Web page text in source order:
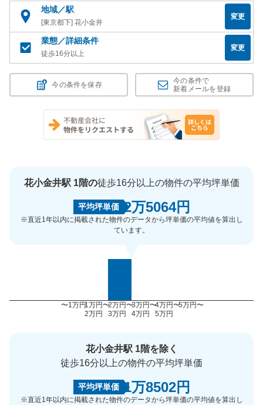
地域／駅
[東京都下] 花小金井
変更
業態／詳細条件
徒歩16分以上
変更
今の条件を保存
今の条件で
新着メールを登録
花小金井駅 1階の徒歩16分以上の物件の平均坪単価
平均坪単価 2万5064円
※直近1年以内に掲載された物件のデータから坪単価の平均値を算出し
ています。
〜1万円1万円〜
2万円
2万円〜
3万円
3万円〜
4万円
4万円〜
5万円
5万円〜
花小金井駅 1階を除く
徒歩16分以上の物件の平均坪単価
平均坪単価 1万8502円
※直近1年以内に掲載された物件のデータから坪単価の平均値を算出し